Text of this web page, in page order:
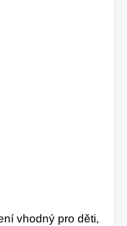
vhodný pro děti,